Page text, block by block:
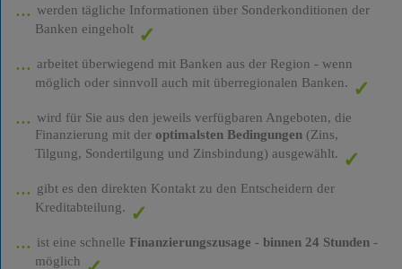
werden tägliche Informationen über Sonderkonditionen der
Banken eingeholt
arbeitet überwiegend mit Banken aus der Region - wenn
möglich oder sinnvoll auch mit überregionalen Banken.
wird für Sie aus den jeweils verfügbaren Angeboten, die
Finanzierung mit der optimalsten Bedingungen(Zins,
Tilgung, Sondertilgung und Zinsbindung) ausgewählt.
gibt es den direkten Kontakt zu den Entscheidern der
Kreditabteilung.
ist eine schnelle Finanzierungszusage - binnen 24 Stunden-
möglich